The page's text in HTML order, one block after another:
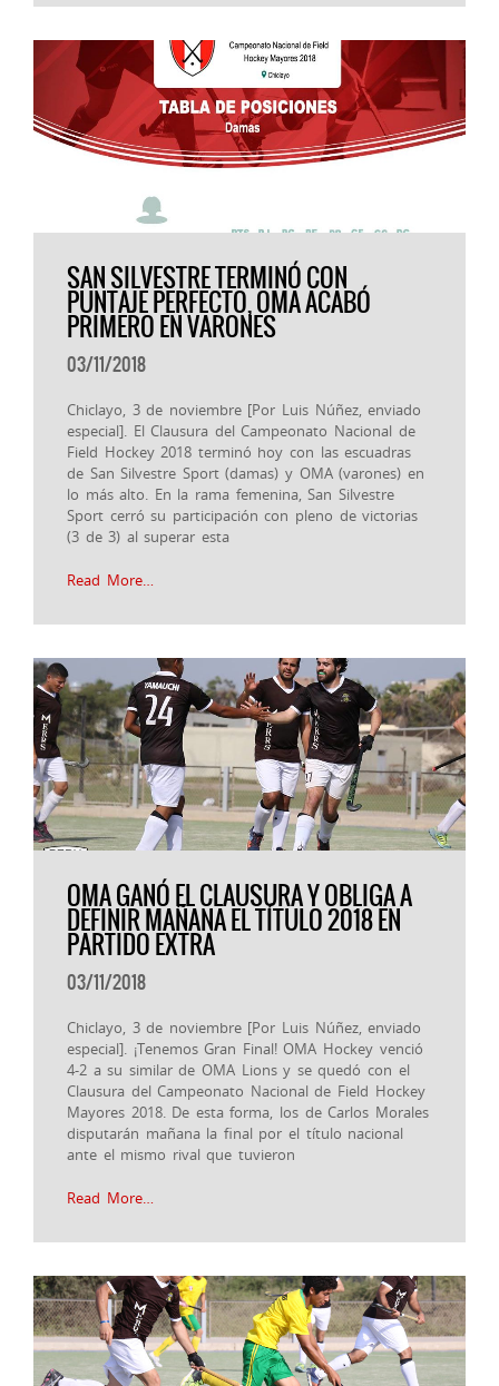
SAN SILVESTRE TERMINÓ CON
PUNTAJE PERFECTO, OMA ACABÓ
PRIMERO EN VARONES
03/11/2018
Chiclayo, 3 de noviembre [Por Luis Núñez, enviado
especial]. El Clausura del Campeonato Nacional de
Field Hockey 2018 terminó hoy con las escuadras
de San Silvestre Sport (damas) y OMA (varones) en
lo más alto. En la rama femenina, San Silvestre
Sport cerró su participación con pleno de victorias
(3 de 3) al superar esta
Read More…
OMA GANÓ EL CLAUSURA Y OBLIGA A
DEFINIR MAÑANA EL TÍTULO 2018 EN
PARTIDO EXTRA
03/11/2018
Chiclayo, 3 de noviembre [Por Luis Núñez, enviado
especial]. ¡Tenemos Gran Final! OMA Hockey venció
4-2 a su similar de OMA Lions y se quedó con el
Clausura del Campeonato Nacional de Field Hockey
Mayores 2018. De esta forma, los de Carlos Morales
disputarán mañana la final por el título nacional
ante el mismo rival que tuvieron
Read More…